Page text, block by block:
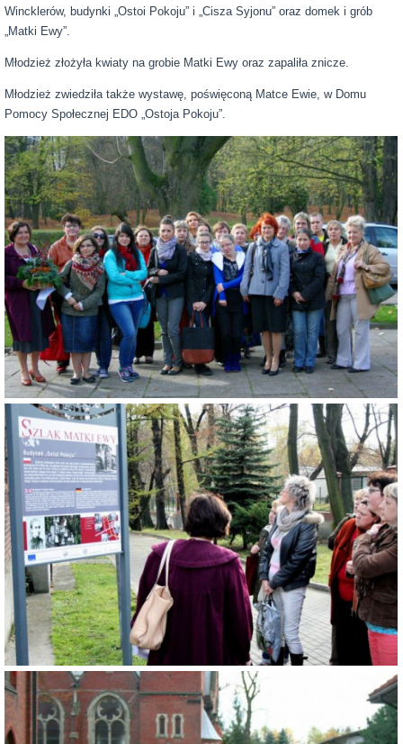
Wincklerów, budynki „Ostoi Pokoju” i „Cisza Syjonu” oraz domek i grób
„Matki Ewy”.
Młodzież złożyła kwiaty na grobie Matki Ewy oraz zapaliła znicze.
Młodzież zwiedziła także wystawę, poświęconą Matce Ewie, w Domu
Pomocy Społecznej EDO „Ostoja Pokoju”.